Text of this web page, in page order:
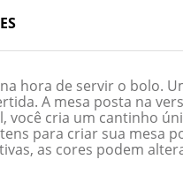
hora de servir o bolo.
A mesa posta na
você cria um cantinho
para criar sua mesa
as cores podem